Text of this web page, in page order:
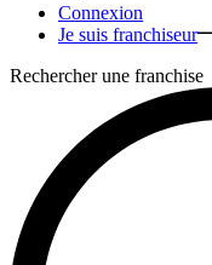
Connexion
Je suis franchiseur
Rechercher une franchise